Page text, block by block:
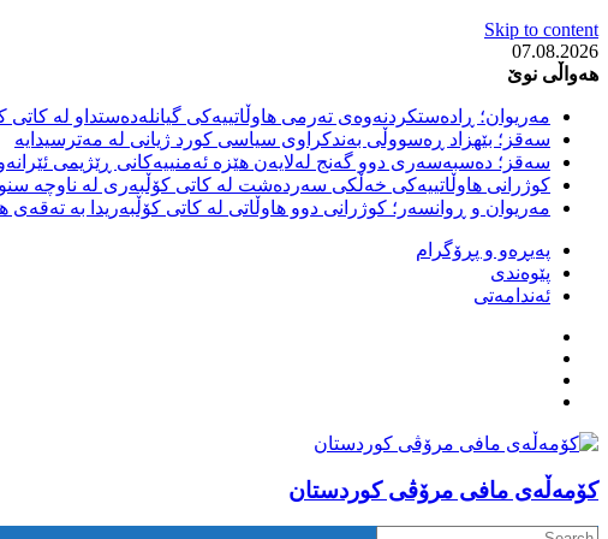
Skip to content
07.08.2026
هەواڵی نوێ
مەریوان؛ ڕادەستکردنەوەی تەرمی هاوڵاتییەکی گیانلەدەستداو لە
سەقز؛ بێهزاد ڕەسووڵی بەندکراوی سیاسی کورد ژیانی لە مەترسیدایە
سەقز؛ دەسبەسەری دوو گەنج لەلایەن هێزە ئەمنییەکانی ڕێژیمی
کوژرانی هاوڵاتییەکی خەڵکی سەردەشت لە کاتی کۆڵبەری لە ناوچە
مەریوان و ڕوانسەر؛ کوژرانی دوو هاوڵاتی لە کاتی کۆڵبەریدا بە
پەیڕەو و پڕۆگرام
پێوەندی
ئەندامەتی
كۆمه‌ڵه‌ی مافی مرۆڤی کوردستان